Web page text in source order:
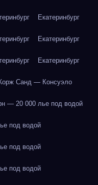
Екатеринбург
Екатеринбург
Екатеринбург
Санд — Консуэло
— 20 000 лье под водой
под водой
под водой
под водой